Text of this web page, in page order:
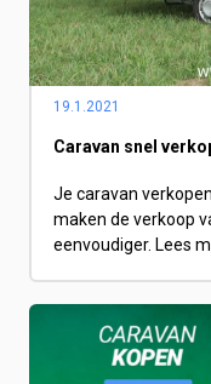
19.1.2021
Caravan snel
Je caravan
maken de verkoop
eenvoudiger. Lees